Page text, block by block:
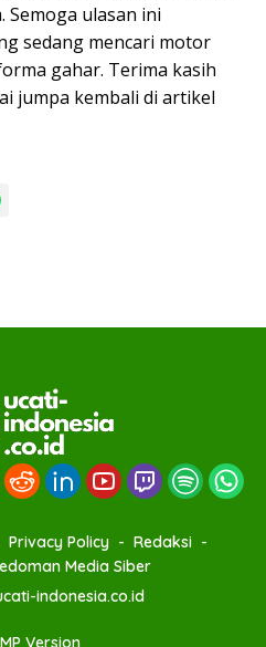
Semoga ulasan ini
sedang mencari motor
gahar. Terima kasih
jumpa kembali di artikel
Privacy Policy
Redaksi
Media Siber
indonesia.co.id
Version